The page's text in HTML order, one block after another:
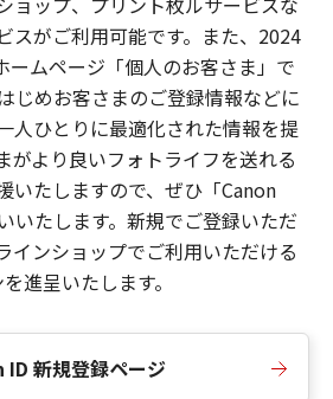
スがご利用可能です。また、2024
ームページ「個人のお客さま」で
じめお客さまのご登録情報などに
人ひとりに最適化された情報を提
がより良いフォトライフを送れる
いたしますので、ぜひ「Canon
いたします。新規でご登録いただ
インショップでご利用いただける
進呈いたします。
ID 新規登録ページ